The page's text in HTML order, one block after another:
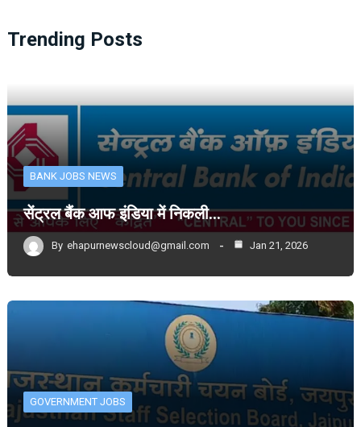
Trending Posts
BANK JOBS NEWS
सेंट्रल बैंक आफ इंडिया में निकली…
By ehapurnewscloud@gmail.com Jan 21, 2026
GOVERNMENT JOBS